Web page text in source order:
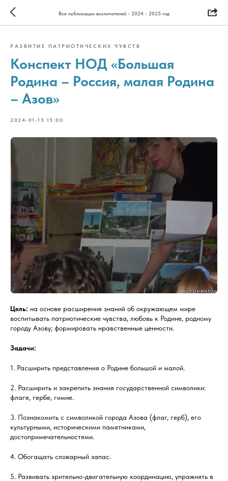
Все публикации воспитателей - 2024 - 2025 год
РАЗВИТИЕ ПАТРИОТИЧЕСКИХ ЧУВСТВ
Конспект НОД «Большая
Родина – Россия, малая Родина
– Азов»
2024-01-15 15:00
Цель: на основе расширения знаний об окружающем мире
воспитывать патриотические чувства, любовь к Родине, родному
городу Азову; формировать нравственные ценности.
Задачи:
1. Расширить представления о Родине большой и малой.
2. Расширить и закрепить знания государственной символики:
флаге, гербе, гимне.
3. Познакомить с символикой города Азова (флаг, герб), его
культурными, историческими памятниками,
достопримечательностями.
4. Обогащать словарный запас.
5. Развивать зрительно-двигательную координацию, упражнять в